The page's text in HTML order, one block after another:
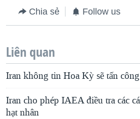
Chia sẻ Follow us
Liên quan
Iran không tin Hoa Kỳ sẽ tấn công
Iran cho phép IAEA điều tra các
hạt nhân